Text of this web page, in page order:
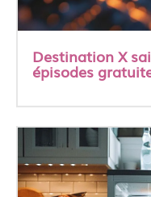
Destination X
épisodes